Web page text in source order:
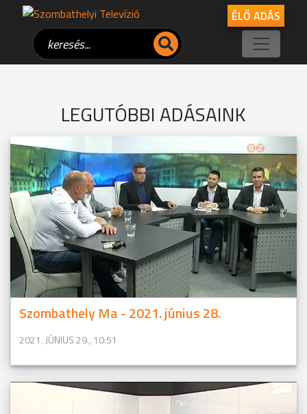
ÉLŐ ADÁS
LEGUTÓBBI ADÁSAINK
Szombathely Ma - 2021. június 28.
2021. JÚNIUS 29., 10:51